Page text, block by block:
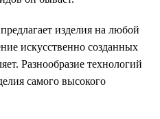
изделия на любой
искусственно созданных
Разнообразие технологий
самого высокого